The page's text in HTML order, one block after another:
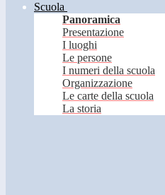
Scuola
Panoramica
Presentazione
I luoghi
Le persone
I numeri della scuola
Organizzazione
Le carte della scuola
La storia